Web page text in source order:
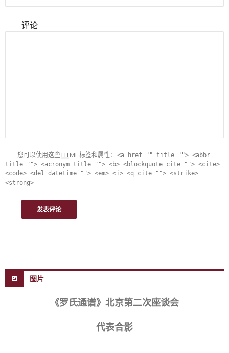
评论
您可以使用这些 HTML标签和属性： <a href="" title=""> <abbr
title=""> <acronym title=""> <b> <blockquote cite=""> <cite>
<code> <del datetime=""> <em> <i> <q cite=""> <strike>
<strong>
图片
《罗氏通谱》北京第二次座谈会
代表合影